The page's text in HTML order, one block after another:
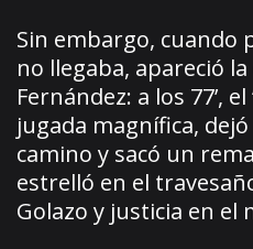
Sin embargo, cuando
no llegaba, apareció la
Fernández: a los 77’,
jugada magnífica,
camino y sacó un
estrelló en el
Golazo y justicia en el